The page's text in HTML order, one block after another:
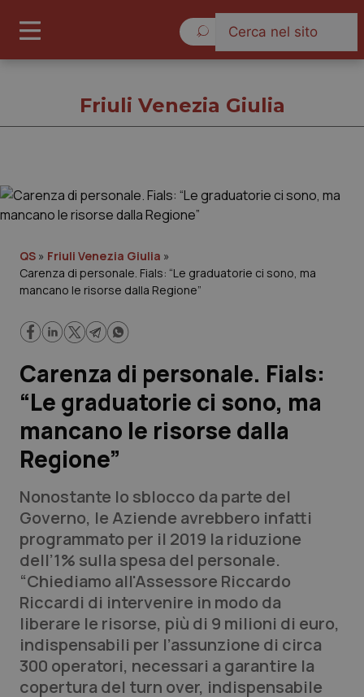
Governo e Parlamento
Regioni e Asl
Lavoro e Professioni
Scienza e Farmaci
Studi e Analisi
Lettere al direttore
Edizioni Regionali
QS Pro
Professionisti Sanitari.AI
Abruzzo
QS Pro Gold
QS Club Newsletter
Friuli Venezia Giulia
QS » Friuli Venezia Giulia »
Carenza di personale. Fials: “Le graduatorie ci sono, ma
mancano le risorse dalla Regione”
Carenza di personale. Fials:
“Le graduatorie ci sono, ma
mancano le risorse dalla
Regione”
Nonostante lo sblocco da parte del
Governo, le Aziende avrebbero infatti
programmato per il 2019 la riduzione
dell’1% sulla spesa del personale.
“Chiediamo all'Assessore Riccardo
Riccardi di intervenire in modo da
liberare le risorse, più di 9 milioni di euro,
indispensabili per l’assunzione di circa
300 operatori, necessari a garantire la
copertura del turn over, indispensabile